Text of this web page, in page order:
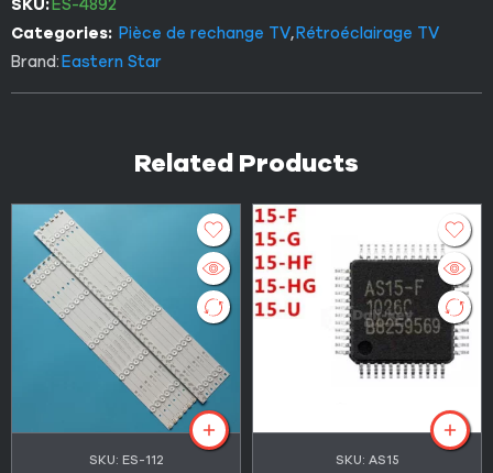
Categories: Pièce de rechange TV,Rétroéclairage TV
Brand:Eastern Star
Related Products
SKU: ES-112 SKU: AS15